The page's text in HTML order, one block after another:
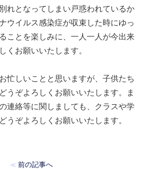
れとなってしまい戸惑われているか
ウイルス感染症が収束した時にゆっ
ことを楽しみに、一人一人が今出来
くお願いいたします。
忙しいことと思いますが、子供たち
うぞよろしくお願いいたします。ま
連絡等に関しましても、クラスや学
うぞよろしくお願いいたします。
≪ 前の記事へ